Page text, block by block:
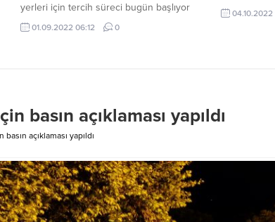
yerleri için tercih süreci bugün başlıyor
01.09.2022 06:12 0
04.10.2022
basın açıklaması yapıldı
açıklaması yapıldı